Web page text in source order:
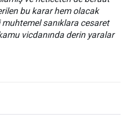
bu karar hem olacak
sanıklara cesaret
vicdanında derin yaralar